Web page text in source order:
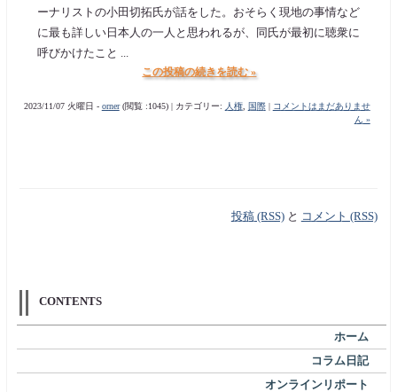
ーナリストの小田切拓氏が話をした。おそらく現地の事情など
に最も詳しい日本人の一人と思われるが、同氏が最初に聴衆に
呼びかけたこと ...
この投稿の続きを読む »
2023/11/07 火曜日 - orner(閲覧 :1045) | カテゴリー: 人権, 国際|
コメントはまだありませ
ん »
投稿 (RSS)と コメント (RSS)
CONTENTS
ホーム
コラム日記
オンラインリポート